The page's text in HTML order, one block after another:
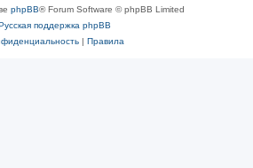
phpBB® Forum Software © phpBB Limited
поддержка phpBB
| Правила